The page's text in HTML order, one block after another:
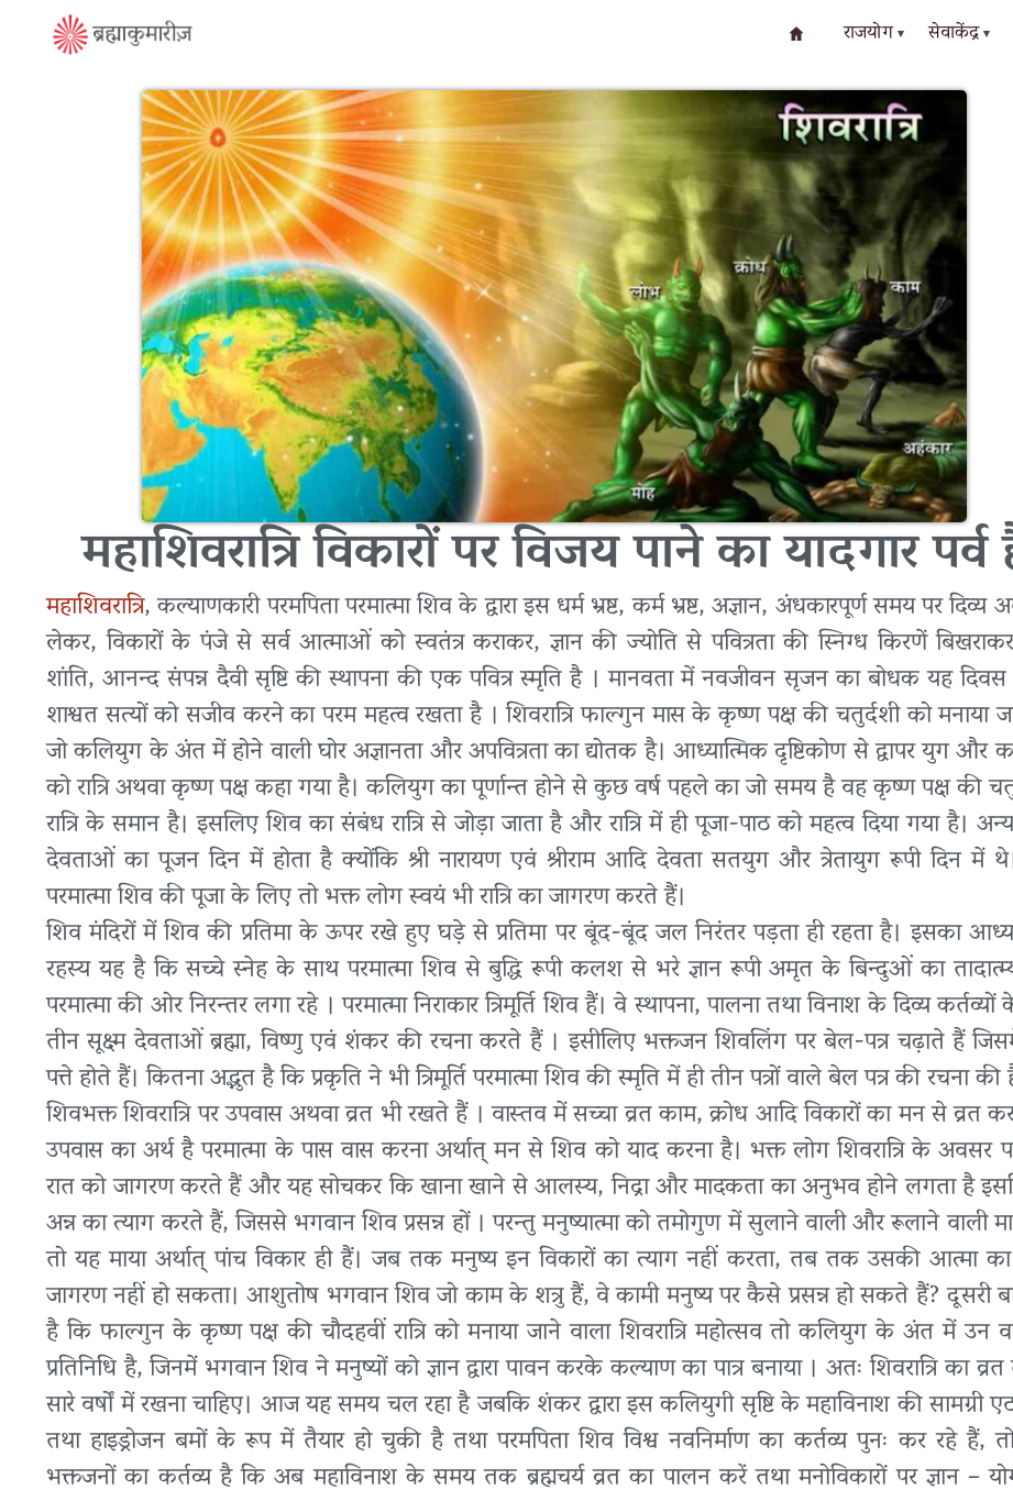
राजयोग ▾ सेवाकेंद्र▾
महाशिवरात्रि विकारों पर विजय पाने का यादगार पर्व
महाशिवरात्रि, कल्याणकारी परमपिता परमात्मा शिव के द्वारा इस धर्म भ्रष्ट, कर्म भ्रष्ट, अज्ञान, अंधकारपूर्ण समय पर
लेकर, विकारों के पंजे से सर्व आत्माओं को स्वतंत्र कराकर, ज्ञान की ज्योति से पवित्रता की स्निग्ध किरणें
शांति, आनन्द संपन्न दैवी सृष्टि की स्थापना की एक पवित्र स्मृति है । मानवता में नवजीवन सृजन का बोधक यह
शाश्वत सत्यों को सजीव करने का परम महत्व रखता है । शिवरात्रि फाल्गुन मास के कृष्ण पक्ष की चतुर्दशी को मनाया
जो कलियुग के अंत में होने वाली घोर अज्ञानता और अपवित्रता का द्योतक है। आध्यात्मिक दृष्टिकोण से द्वापर युग और
को रात्रि अथवा कृष्ण पक्ष कहा गया है। कलियुग का पूर्णान्त होने से कुछ वर्ष पहले का जो समय है वह कृष्ण पक्ष की
रात्रि के समान है। इसलिए शिव का संबंध रात्रि से जोड़ा जाता है और रात्रि में ही पूजा-पाठ को महत्व दिया गया है।
देवताओं का पूजन दिन में होता है क्योंकि श्री नारायण एवं श्रीराम आदि देवता सतयुग और त्रेतायुग रूपी दिन में
परमात्मा शिव की पूजा के लिए तो भक्त लोग स्वयं भी रात्रि का जागरण करते हैं।
शिव मंदिरों में शिव की प्रतिमा के ऊपर रखे हुए घड़े से प्रतिमा पर बूंद-बूंद जल निरंतर पड़ता ही रहता है। इसका
रहस्य यह है कि सच्चे स्नेह के साथ परमात्मा शिव से बुद्धि रूपी कलश से भरे ज्ञान रूपी अमृत के बिन्दुओं का
परमात्मा की ओर निरन्तर लगा रहे । परमात्मा निराकार त्रिमूर्ति शिव हैं। वे स्थापना, पालना तथा विनाश के दिव्य
तीन सूक्ष्म देवताओं ब्रह्मा, विष्णु एवं शंकर की रचना करते हैं । इसीलिए भक्तजन शिवलिंग पर बेल-पत्र चढ़ाते हैं
पत्ते होते हैं। कितना अद्भुत है कि प्रकृति ने भी त्रिमूर्ति परमात्मा शिव की स्मृति में ही तीन पत्रों वाले बेल पत्र की रचना की
शिवभक्त शिवरात्रि पर उपवास अथवा व्रत भी रखते हैं । वास्तव में सच्चा व्रत काम, क्रोध आदि विकारों का मन से व्रत
उपवास का अर्थ है परमात्मा के पास वास करना अर्थात् मन से शिव को याद करना है। भक्त लोग शिवरात्रि के अवसर
रात को जागरण करते हैं और यह सोचकर कि खाना खाने से आलस्य, निद्रा और मादकता का अनुभव होने लगता है
अन्न का त्याग करते हैं, जिससे भगवान शिव प्रसन्न हों । परन्तु मनुष्यात्मा को तमोगुण में सुलाने वाली और रूलाने वाली
तो यह माया अर्थात् पांच विकार ही हैं। जब तक मनुष्य इन विकारों का त्याग नहीं करता, तब तक उसकी आत्मा
जागरण नहीं हो सकता। आशुतोष भगवान शिव जो काम के शत्रु हैं, वे कामी मनुष्य पर कैसे प्रसन्न हो सकते हैं? दूसरी
है कि फाल्गुन के कृष्ण पक्ष की चौदहवीं रात्रि को मनाया जाने वाला शिवरात्रि महोत्सव तो कलियुग के अंत में उन
प्रतिनिधि है, जिनमें भगवान शिव ने मनुष्यों को ज्ञान द्वारा पावन करके कल्याण का पात्र बनाया । अतः शिवरात्रि का
सारे वर्षों में रखना चाहिए। आज यह समय चल रहा है जबकि शंकर द्वारा इस कलियुगी सृष्टि के महाविनाश की सामग्री
तथा हाइड्रोजन बमों के रूप में तैयार हो चुकी है तथा परमपिता शिव विश्व नवनिर्माण का कर्तव्य पुनः कर रहे हैं,
भक्तजनों का कर्तव्य है कि अब महाविनाश के समय तक ब्रह्मचर्य व्रत का पालन करें तथा मनोविकारों पर ज्ञान – योग